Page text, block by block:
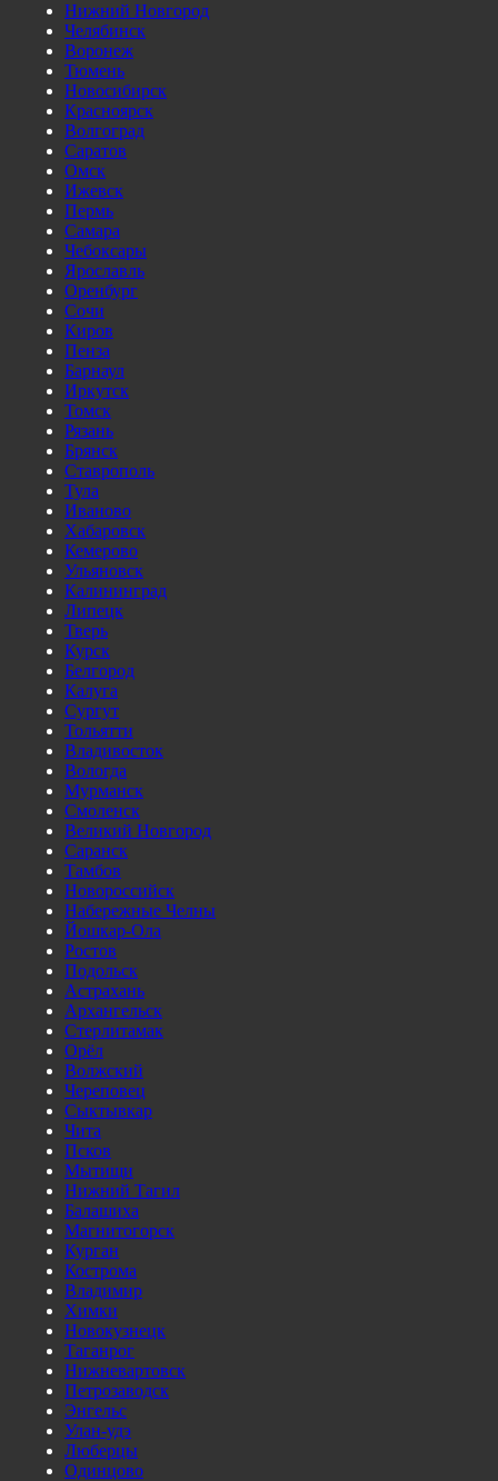
Нижний Новгород
Челябинск
Воронеж
Тюмень
Новосибирск
Красноярск
Волгоград
Саратов
Омск
Ижевск
Пермь
Самара
Чебоксары
Ярославль
Оренбург
Сочи
Киров
Пенза
Барнаул
Иркутск
Томск
Рязань
Брянск
Ставрополь
Тула
Иваново
Хабаровск
Кемерово
Ульяновск
Калининград
Липецк
Тверь
Курск
Белгород
Калуга
Сургут
Тольятти
Владивосток
Вологда
Мурманск
Смоленск
Великий Новгород
Саранск
Тамбов
Новороссийск
Набережные Челны
Йошкар-Ола
Ростов
Подольск
Астрахань
Архангельск
Стерлитамак
Орёл
Волжский
Череповец
Сыктывкар
Чита
Псков
Мытищи
Нижний Тагил
Балашиха
Магнитогорск
Курган
Кострома
Владимир
Химки
Новокузнецк
Таганрог
Нижневартовск
Петрозаводск
Энгельс
Улан-удэ
Люберцы
Одинцово